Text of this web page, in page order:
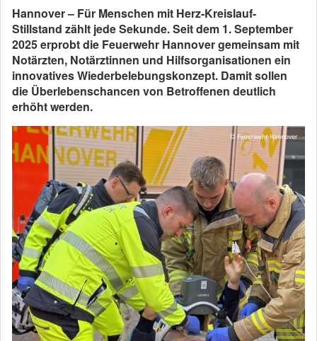
Hannover – Für Menschen mit Herz-Kreislauf-
Stillstand zählt jede Sekunde. Seit dem 1. September
2025 erprobt die Feuerwehr Hannover gemeinsam mit
Notärzten, Notärztinnen und Hilfsorganisationen ein
innovatives Wiederbelebungskonzept. Damit sollen
die Überlebenschancen von Betroffenen deutlich
erhöht werden.